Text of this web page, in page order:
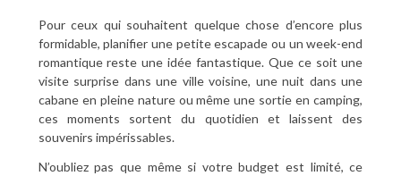
Pour ceux qui souhaitent quelque chose d’encore plus
formidable, planifier une petite escapade ou un week-end
romantique reste une idée fantastique. Que ce soit une
visite surprise dans une ville voisine, une nuit dans une
cabane en pleine nature ou même une sortie en camping,
ces moments sortent du quotidien et laissent des
souvenirs impérissables.
N’oubliez pas que même si votre budget est limité, ce